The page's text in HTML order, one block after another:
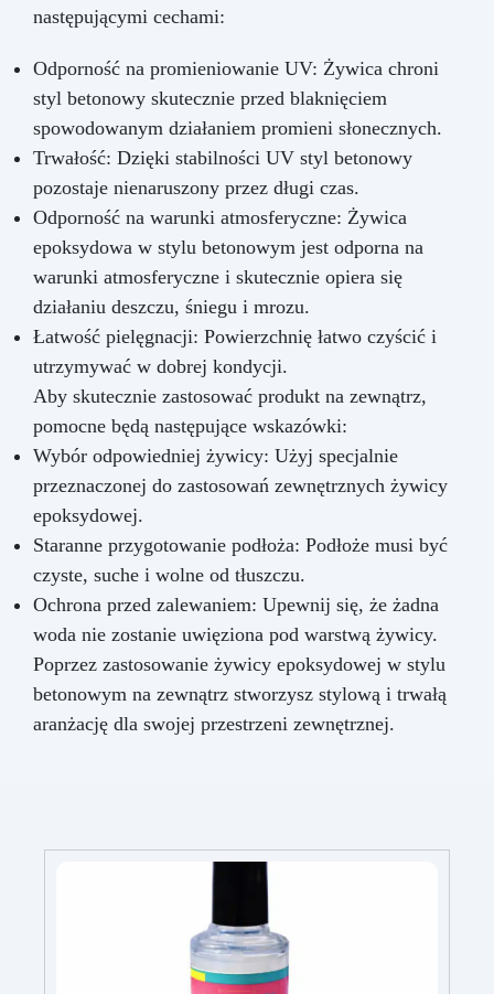
następującymi cechami:
Odporność na promieniowanie UV: Żywica chroni
styl betonowy skutecznie przed blaknięciem
spowodowanym działaniem promieni słonecznych.
Trwałość: Dzięki stabilności UV styl betonowy
pozostaje nienaruszony przez długi czas.
Odporność na warunki atmosferyczne: Żywica
epoksydowa w stylu betonowym jest odporna na
warunki atmosferyczne i skutecznie opiera się
działaniu deszczu, śniegu i mrozu.
Łatwość pielęgnacji: Powierzchnię łatwo czyścić i
utrzymywać w dobrej kondycji.
Aby skutecznie zastosować produkt na zewnątrz,
pomocne będą następujące wskazówki:
Wybór odpowiedniej żywicy: Użyj specjalnie
przeznaczonej do zastosowań zewnętrznych żywicy
epoksydowej.
Staranne przygotowanie podłoża: Podłoże musi być
czyste, suche i wolne od tłuszczu.
Ochrona przed zalewaniem: Upewnij się, że żadna
woda nie zostanie uwięziona pod warstwą żywicy.
Poprzez zastosowanie żywicy epoksydowej w stylu
betonowym na zewnątrz stworzysz stylową i trwałą
aranżację dla swojej przestrzeni zewnętrznej.